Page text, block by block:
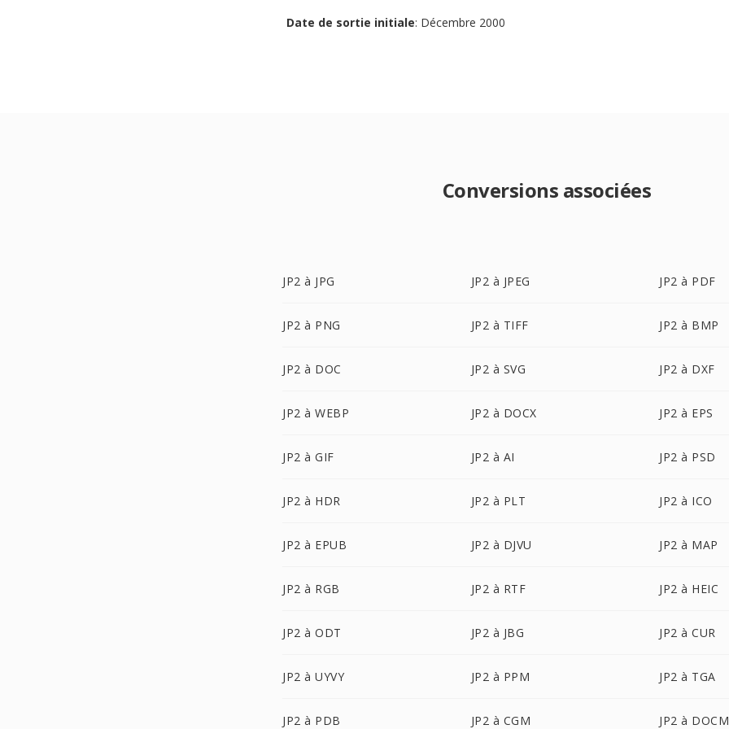
Date de sortie initiale: Décembre 2000
Conversions associées
JP2 à JPG JP2 à JPEG JP2 à PDF
JP2 à PNG JP2 à TIFF JP2 à BMP
JP2 à DOC JP2 à SVG JP2 à DXF
JP2 à WEBP JP2 à DOCX JP2 à EPS
JP2 à GIF JP2 à AI JP2 à PSD
JP2 à HDR JP2 à PLT JP2 à ICO
JP2 à EPUB JP2 à DJVU JP2 à MAP
JP2 à RGB JP2 à RTF JP2 à HEIC
JP2 à ODT JP2 à JBG JP2 à CUR
JP2 à UYVY JP2 à PPM JP2 à TGA
JP2 à PDB JP2 à CGM JP2 à DOCM